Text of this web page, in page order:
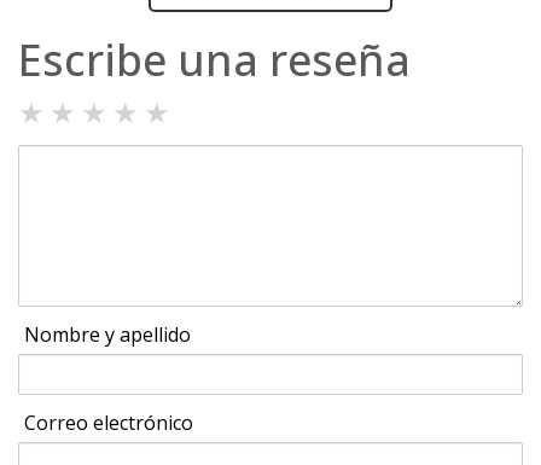
Escribe una reseña
★ ★ ★ ★ ★
Nombre y apellido
Correo electrónico